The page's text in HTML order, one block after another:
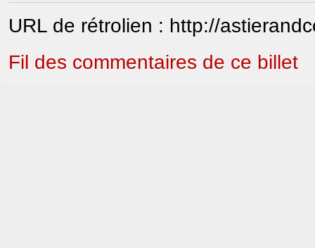
URL de rétrolien : http://
Fil des commentaires de ce billet